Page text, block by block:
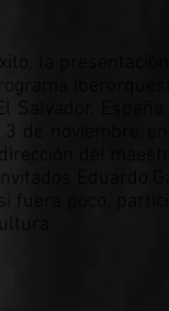
la
Salvador,
de noviembre
del
Eduardo
fuera poco,